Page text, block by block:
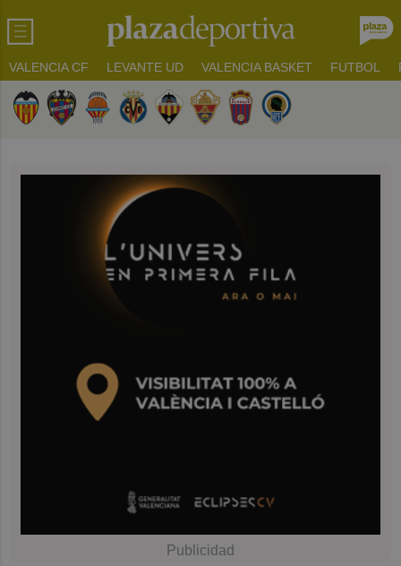
VALENCIA CF LEVANTE UD VALENCIA BASKET FUTBOL